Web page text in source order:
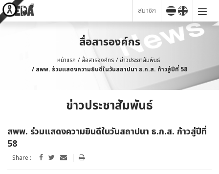
สมาชิก
สื่อสารองค์กร
หน้าแรก สื่อสารองค์กร
ข่าวประชาสัมพันธ์
สพพ. ร่วมแสดงความยินดีในวันสถาปนา ธ.ก.ส. ก้าวสู่ปีที่ 58
ข่าวประชาสัมพันธ์
สพพ. ร่วมแสดงความยินดีในวันสถาปนา ธ.ก.ส. ก้าวสู่ปีที่
58
Share :